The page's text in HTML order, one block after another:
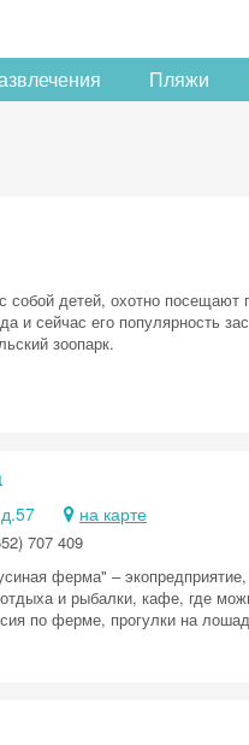
Пляжи
детей, охотно посещают
и сейчас его популярность
зоопарк.
на карте
707 409
ферма" –
и рыбалки, кафе, где
по ферме, прогулки на
Оставь почту и получи